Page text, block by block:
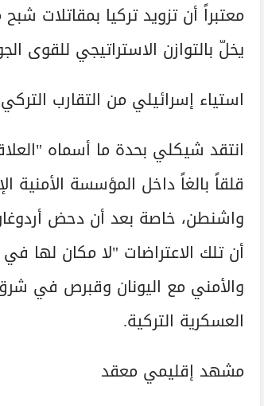
يخلّ بالتوازن الاستراتيجي للقوى
استياء إسرائيلي من التقارب
انتقد شيكلي بحدة ما أسماه
قلقاً بالغاً داخل المؤسسة الأمنية
واشنطن، خاصة بعد أن دحض أردوغان
أن تلك الاعتراضات "لا مكان لها
والأمني مع اليونان وقبرص في
العسكرية التركية.
مشهد إقليمي معقد